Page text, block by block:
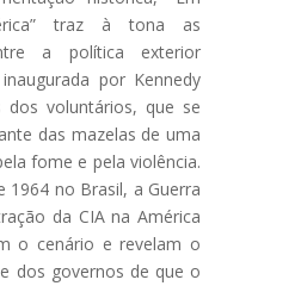
traz à tona as
a política exterior
por Kennedy
dos voluntários, que se
das mazelas de uma
fome e pela violência.
1964 no Brasil, a Guerra
da CIA na América
o cenário e revelam o
dos governos de que o